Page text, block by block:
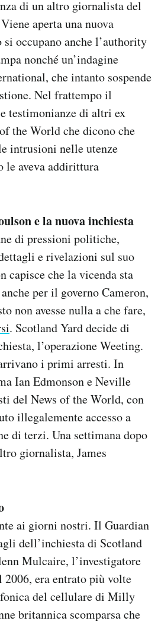
di un altro giornalista del
aperta una nuova
si occupano anche l’authority
nonché un’indagine
che intanto sospende
Nel frattempo il
testimonianze di altri ex
the World che dicono che
intrusioni nelle utenze
le aveva addirittura
e la nuova inchiesta
di pressioni politiche,
e rivelazioni sul suo
capisce che la vicenda sta
per il governo Cameron,
non avesse nulla a che fare,
. Scotland Yard decide di
l’operazione Weeting.
i primi arresti. In
Ian Edmonson e Neville
del News of the World, con
illegalemente accesso a
di terzi. Una settimana dopo
giornalista, James
ai giorni nostri. Il Guardian
dell’inchiesta di Scotland
Mulcaire, l’investigatore
era entrato più volte
del cellulare di Milly
britannica scomparsa che